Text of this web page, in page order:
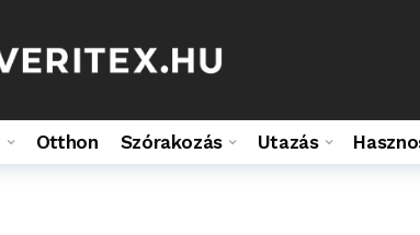
Otthon Szórakozás Utazás